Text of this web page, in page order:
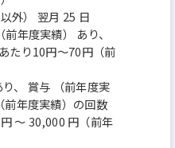
外） 翌月 25 日
年度実績） あり、
たり10円～70円（前
、 賞与 （前年度実
前年度実績）の回数
～ 30,000 円（前年